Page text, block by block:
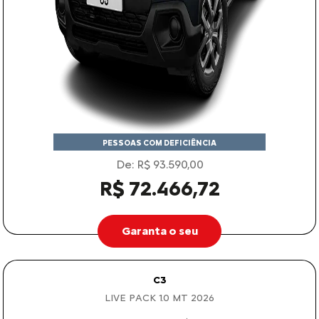
PESSOAS COM DEFICIÊNCIA
De: R$ 93.590,00
R$ 72.466,72
Garanta o seu
C3
LIVE PACK 1.0 MT 2026